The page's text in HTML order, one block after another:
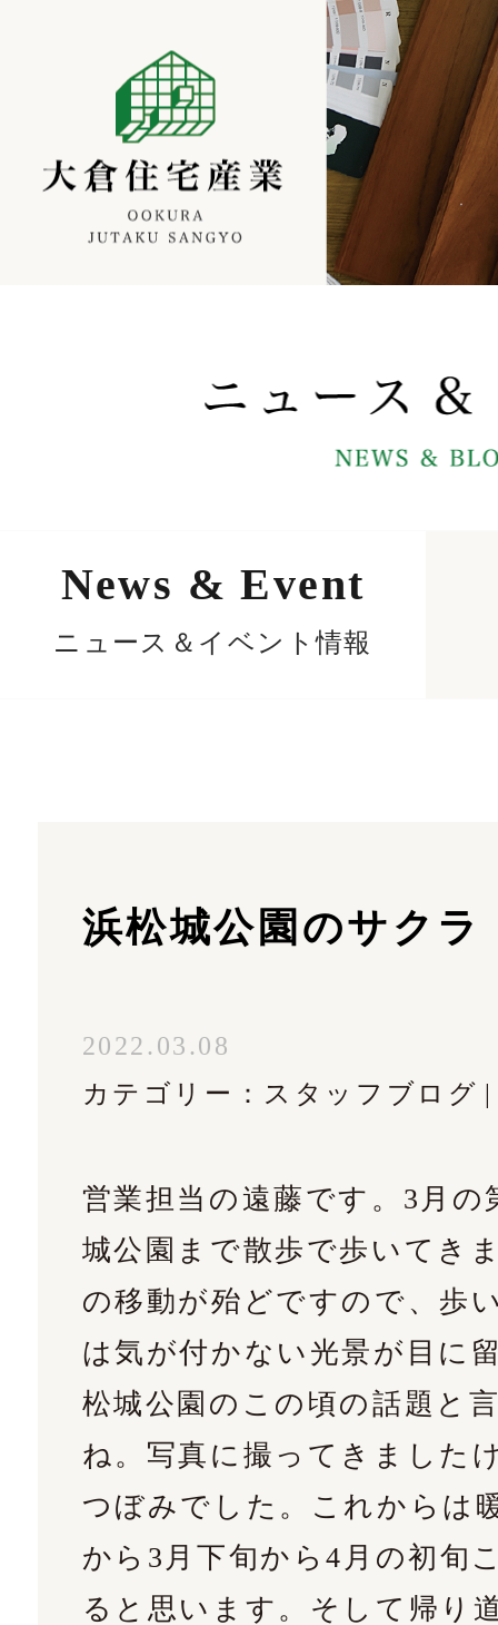
News & Event
ニュース＆イベント情報
浜松城公園のサクラ
2022.03.08
カテゴリー：
スタッフブログ
営業担当の遠藤です。3月の
城公園まで散歩で歩いてき
の移動が殆どですので、歩
は気が付かない光景が目に
松城公園のこの頃の話題と
ね。写真に撮ってきました
つぼみでした。これからは
から3月下旬から4月の初旬
ると思います。そして帰り
フォームはこちら